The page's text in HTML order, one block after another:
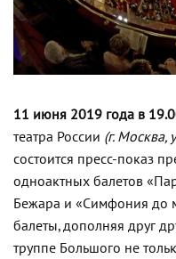
11 июня 2019 года в
театра России (г. Москва, у
состоится пресс-показ
одноактных балетов
Бежара и «Симфония до
балеты, дополняя друг
труппе Большого не